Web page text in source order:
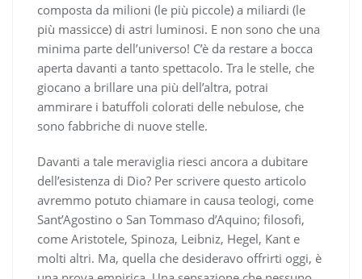
composta da milioni (le più piccole) a miliardi (le
più massicce) di astri luminosi. E non sono che una
minima parte dell’universo! C’è da restare a bocca
aperta davanti a tanto spettacolo. Tra le stelle, che
giocano a brillare una più dell’altra, potrai
ammirare i batuffoli colorati delle nebulose, che
sono fabbriche di nuove stelle.
Davanti a tale meraviglia riesci ancora a dubitare
dell’esistenza di Dio? Per scrivere questo articolo
avremmo potuto chiamare in causa teologi, come
Sant’Agostino o San Tommaso d’Aquino; filosofi,
come Aristotele, Spinoza, Leibniz, Hegel, Kant e
molti altri. Ma, quella che desideravo offrirti oggi, è